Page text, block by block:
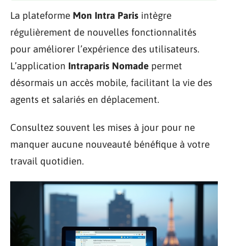
La plateforme Mon Intra Paris intègre
régulièrement de nouvelles fonctionnalités
pour améliorer l’expérience des utilisateurs.
L’application Intraparis Nomade permet
désormais un accès mobile, facilitant la vie des
agents et salariés en déplacement.
Consultez souvent les mises à jour pour ne
manquer aucune nouveauté bénéfique à votre
travail quotidien.